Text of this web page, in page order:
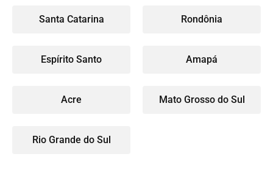
Santa Catarina Rondônia
Espírito Santo Amapá
Acre Mato Grosso do Sul
Rio Grande do Sul